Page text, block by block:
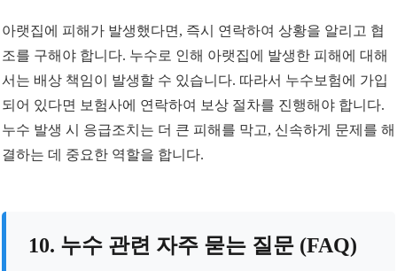
아랫집에 피해가 발생했다면, 즉시 연락하여 상황을 알리고 협
조를 구해야 합니다. 누수로 인해 아랫집에 발생한 피해에 대해
서는 배상 책임이 발생할 수 있습니다. 따라서 누수보험에 가입
되어 있다면 보험사에 연락하여 보상 절차를 진행해야 합니다.
누수 발생 시 응급조치는 더 큰 피해를 막고, 신속하게 문제를 해
결하는 데 중요한 역할을 합니다.
10. 누수 관련 자주 묻는 질문 (FAQ)